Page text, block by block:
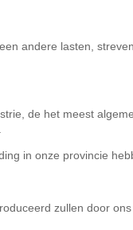
andere lasten,
de het meest
in onze provincie
zullen door